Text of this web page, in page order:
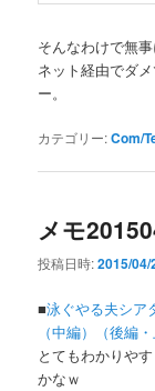
そんなわけで無事
ネット経由でダ
ー。
カテゴリー:Com/
メモ
投稿日時:2015/04/
■泳ぐやる夫シ
（中編）
（後編・
とてもわかりや
かなｗ